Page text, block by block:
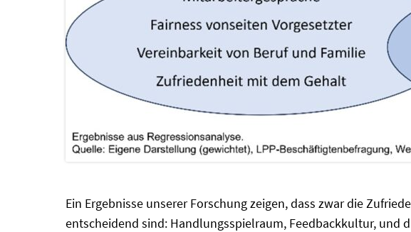
Ein Ergebnisse unserer Forschung zeigen, dass zwar die
entscheidend sind: Handlungsspielraum, Feedbackkultur, und